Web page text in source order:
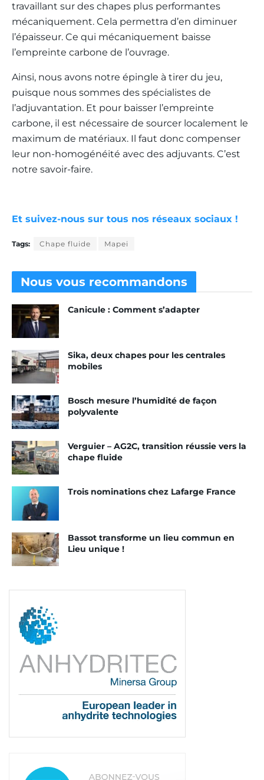
travaillant sur des chapes plus performantes
mécaniquement. Cela permettra d’en diminuer
l’épaisseur. Ce qui mécaniquement baisse
l’empreinte carbone de l’ouvrage.
Ainsi, nous avons notre épingle à tirer du jeu,
puisque nous sommes des spécialistes de
l’adjuvantation. Et pour baisser l’empreinte
carbone, il est nécessaire de sourcer localement le
maximum de matériaux. Il faut donc compenser
leur non-homogénéité avec des adjuvants. C’est
notre savoir-faire.
Et suivez-nous sur tous nos réseaux sociaux !
Tags: Chape fluide Mapei
Nous vous recommandons
Canicule : Comment s’adapter
Sika, deux chapes pour les centrales
mobiles
Bosch mesure l’humidité de façon
polyvalente
Verguier – AG2C, transition réussie vers la
chape fluide
Trois nominations chez Lafarge France
Bassot transforme un lieu commun en
Lieu unique !